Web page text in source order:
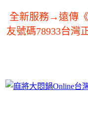
全新服務→遠傳
友號碼78933台灣